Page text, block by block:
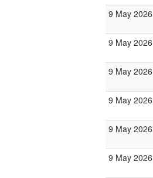
9 May 2026
9 May 2026
9 May 2026
9 May 2026
9 May 2026
9 May 2026